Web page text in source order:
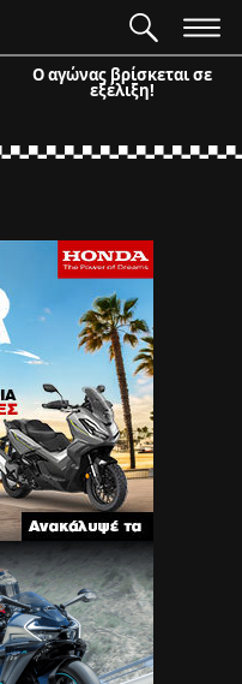
Ο αγώνας βρίσκεται σε
εξέλιξη!